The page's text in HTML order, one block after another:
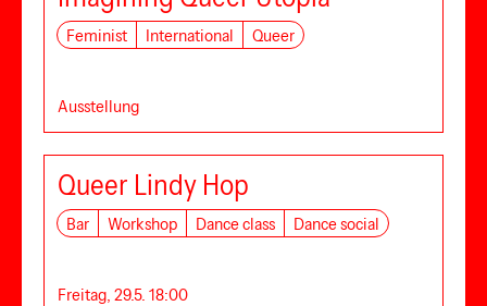
Feminist International Queer
Ausstellung
Queer Lindy Hop
Bar Workshop Dance class Dance social
Freitag, 29.5. 18:00